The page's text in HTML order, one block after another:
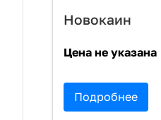
Новокаин
Цена не указана
Подробнее